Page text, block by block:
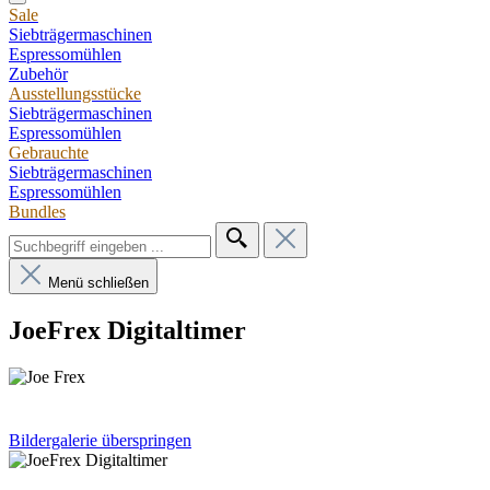
Sale
Siebträgermaschinen
Espressomühlen
Zubehör
Ausstellungsstücke
Siebträgermaschinen
Espressomühlen
Gebrauchte
Siebträgermaschinen
Espressomühlen
Bundles
Menü schließen
JoeFrex Digitaltimer
Bildergalerie überspringen